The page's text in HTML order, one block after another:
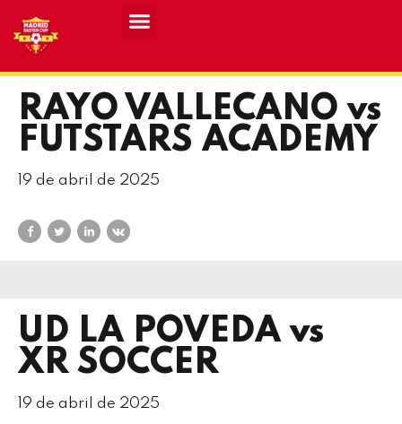
RAYO VALLECANO vs
FUTSTARS ACADEMY
19 de abril de 2025
UD LA POVEDA vs
XR SOCCER
19 de abril de 2025